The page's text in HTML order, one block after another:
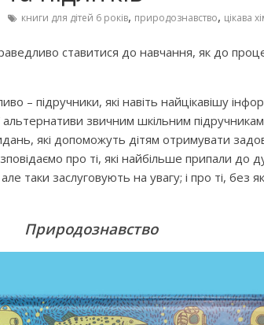
книги для дітей 6 років, природознавство, цікава
ставитися до навчання, як до
– підручники, які навіть найцікавішу
звичним шкільним
які допоможуть дітям отримувати
про ті, які найбільше припали до
таки заслуговують на увагу; і про ті, без
Природознавство
фільмів для
просто
Чарівні
музика)